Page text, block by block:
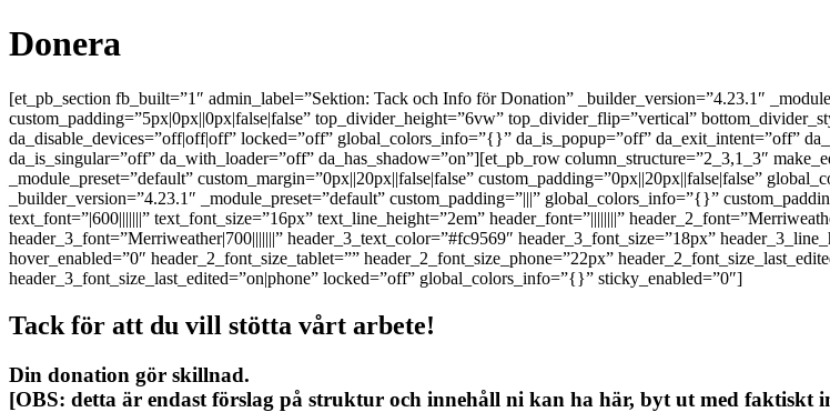
Donera
[et_pb_section fb_built=”1″ admin_label=”Sektion: Tack och Info för Donation” _builder_version=”4.23.1″
custom_padding=”5px|0px||0px|false|false” top_divider_height=”6vw” top_divider_flip=”vertical”
da_disable_devices=”off|off|off” locked=”off” global_colors_info=”{}” da_is_popup=”off” da_exit_intent=”off”
da_is_singular=”off” da_with_loader=”off” da_has_shadow=”on”][et_pb_row column_structure=”2_3,1_3″
_module_preset=”default” custom_margin=”0px||20px||false|false” custom_padding=”0px||20px||false|false”
_builder_version=”4.23.1″ _module_preset=”default” custom_padding=”|||” global_colors_info=”{}”
text_font=”|600|||||||” text_font_size=”16px” text_line_height=”2em” header_font=”||||||||”
header_3_font=”Merriweather|700|||||||” header_3_text_color=”#fc9569″ header_3_font_size=”18px”
hover_enabled=”0″ header_2_font_size_tablet=”” header_2_font_size_phone=”22px”
header_3_font_size_last_edited=”on|phone” locked=”off” global_colors_info=”{}” sticky_enabled=”0″]
Tack för att du vill stötta vårt arbete!
Din donation gör skillnad.
[OBS: detta är endast förslag på struktur och innehåll ni kan ha här, byt ut med faktiskt